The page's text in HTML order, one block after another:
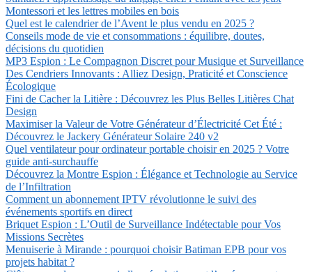
Montessori et les lettres mobiles en bois
Quel est le calendrier de l’Avent le plus vendu en 2025 ?
Conseils mode de vie et consommations : équilibre, doutes,
décisions du quotidien
MP3 Espion : Le Compagnon Discret pour Musique et Surveillance
Des Cendriers Innovants : Alliez Design, Praticité et Conscience
Écologique
Fini de Cacher la Litière : Découvrez les Plus Belles Litières Chat
Design
Maximiser la Valeur de Votre Générateur d’Électricité Cet Été :
Découvrez le Jackery Générateur Solaire 240 v2
Quel ventilateur pour ordinateur portable choisir en 2025 ? Votre
guide anti-surchauffe
Découvrez la Montre Espion : Élégance et Technologie au Service
de l’Infiltration
Comment un abonnement IPTV révolutionne le suivi des
événements sportifs en direct
Briquet Espion : L’Outil de Surveillance Indétectable pour Vos
Missions Secrètes
Menuiserie à Mirande : pourquoi choisir Batiman EPB pour vos
projets habitat ?